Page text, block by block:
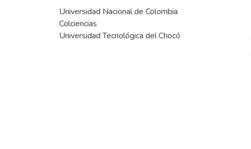
Universidad Nacional de Colombia
Colciencias
Universidad Tecnológica del Chocó